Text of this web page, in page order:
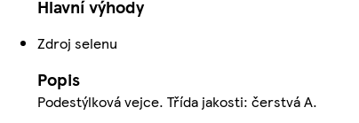
Hlavní výhody
Zdroj selenu
Popis
Podestýlková vejce. Třída jakosti: čerstvá A.